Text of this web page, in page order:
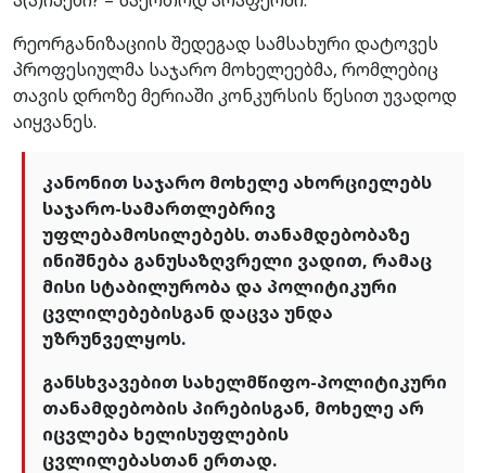
რეორგანიზაციის შედეგად სამსახური დატოვეს
პროფესიულმა საჯარო მოხელეებმა, რომლებიც
თავის დროზე მერიაში კონკურსის წესით უვადოდ
აიყვანეს.
კანონით საჯარო მოხელე ახორციელებს
საჯარო-სამართლებრივ
უფლებამოსილებებს. თანამდებობაზე
ინიშნება განუსაზღვრელი ვადით, რამაც
მისი სტაბილურობა და პოლიტიკური
ცვლილებებისგან დაცვა უნდა
უზრუნველყოს.
განსხვავებით სახელმწიფო-პოლიტიკური
თანამდებობის პირებისგან, მოხელე არ
იცვლება ხელისუფლების
ცვლილებასთან ერთად.